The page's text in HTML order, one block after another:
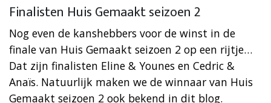
Finalisten Huis Gemaakt seizoen 2
Nog even de kanshebbers voor de winst in de
finale van Huis Gemaakt seizoen 2 op een rijtje…
Dat zijn finalisten Eline & Younes en Cedric &
Anaïs. Natuurlijk maken we de winnaar van Huis
Gemaakt seizoen 2 ook bekend in dit blog.